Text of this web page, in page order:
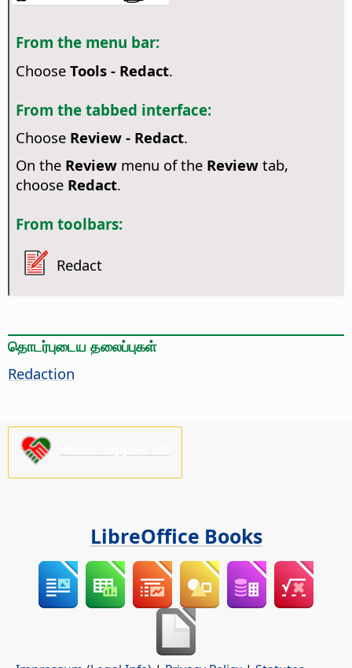
From the menu bar:
Choose Tools - Redact.
From the tabbed interface:
Choose Review - Redact.
On the Reviewmenu of the Reviewtab,
choose Redact.
From toolbars:
Redact
தொடர்புடைய தலைப்புகள்
Redaction
LibreOffice Books